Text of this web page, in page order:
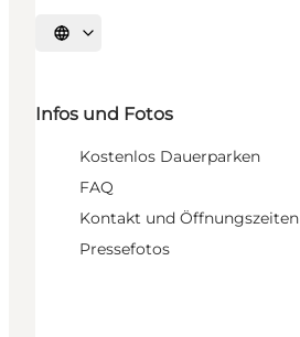
Sprache auswählen
Infos und Fotos
Kostenlos Dauerparken
FAQ
Kontakt und Öffnungszeiten
Pressefotos